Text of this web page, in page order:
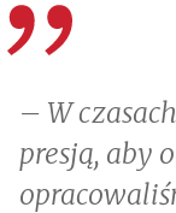
– W
presją, aby